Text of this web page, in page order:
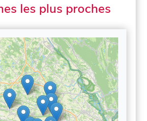
les plus proches